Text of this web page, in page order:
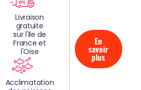
Livraison
gratuite
sur l'Ile de
France et
l'Oise
Acclimatation
En
savoir
plus